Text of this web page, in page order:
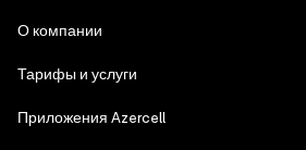
О компании
Тарифы и услуги
Приложения Azercell